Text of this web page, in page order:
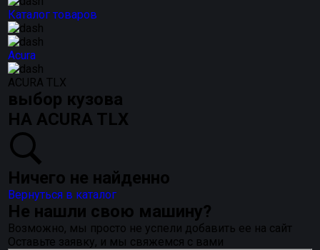
Каталог товаров
Acura
ACURA TLX
выбор кузова
НА ACURA TLX
Ничего не найденно
Вернуться в каталог
Не нашли свою машину?
Возможно, мы просто не успели добавить ее на сайт
Оставьте заявку, и мы свяжемся с вами